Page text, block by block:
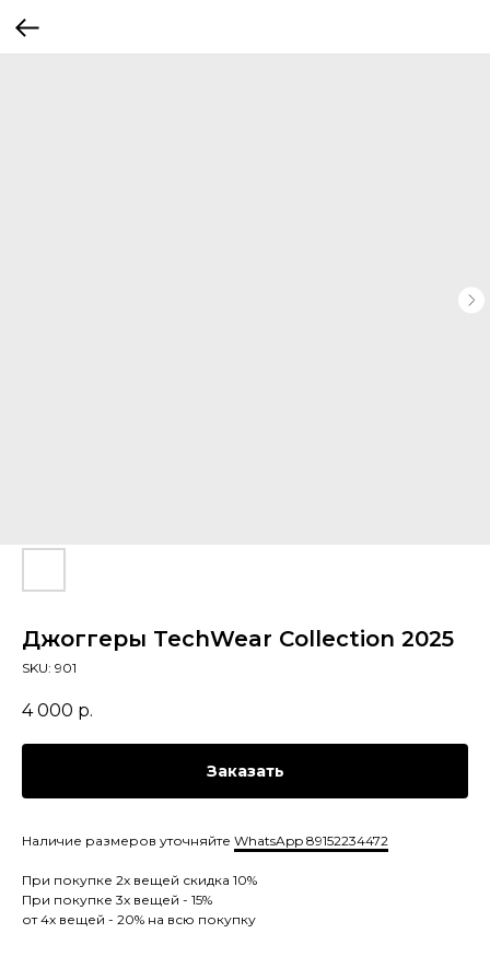
Джоггеры TechWear Collection 2025
SKU: 901
4 000 р.
Заказать
Наличие размеров уточняйте WhatsApp 89152234472
При покупке 2х вещей скидка 10%
При покупке 3х вещей - 15%
от 4х вещей - 20% на всю покупку